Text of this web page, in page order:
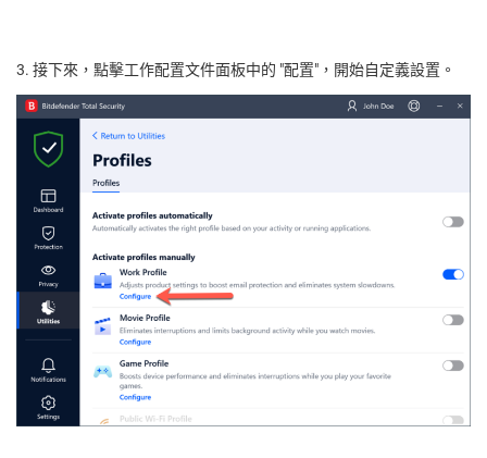
3. 接下來，點擊工作配置文件面板中的 "配置"，開始自定義設置。